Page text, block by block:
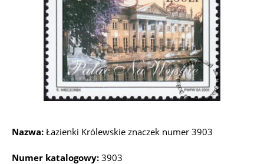
Nazwa: Łazienki Królewskie znaczek numer 3903
Numer katalogowy: 3903